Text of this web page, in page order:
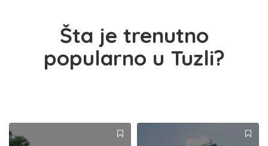
Šta je trenutno
popularno u Tuzli?